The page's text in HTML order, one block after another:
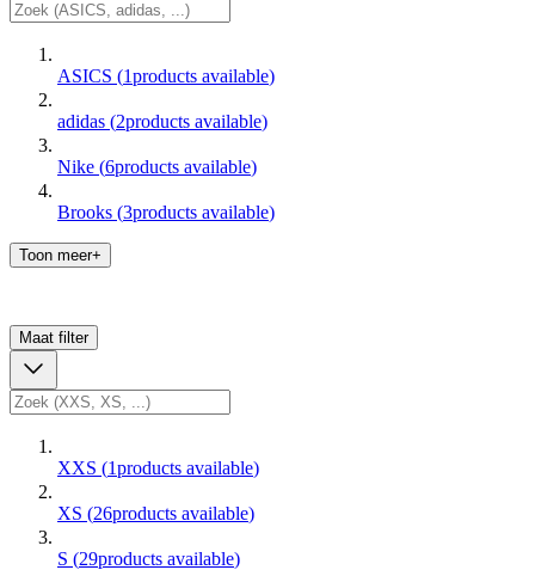
ASICS (1products available)
adidas (2products available)
Nike (6products available)
Brooks (3products available)
Toon meer+
Maat filter
XXS (1products available)
XS (26products available)
S (29products available)